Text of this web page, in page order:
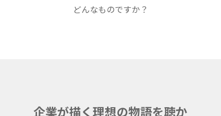
企業が描く理想の物語を聴か